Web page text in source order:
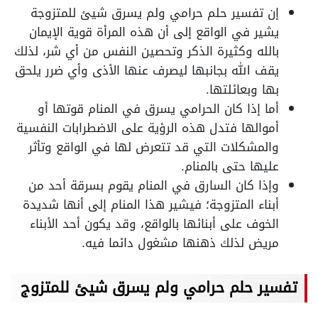
إن تفسير حلم حرامي ولم يسرق شيئ للمتزوجة
يشير في الواقع إلى أن هذه المرأة قوية الإيمان
بالله وكثيرة الذكر وتحصين النفس من أي شر، لذلك
يقف الله بجانبها ليصرف عنها الأذى وأي ضرر يلحق
بها وبعائلتها.
أما إذا كان الحرامي يسرق في المنام قوتها أو
أموالها فتدل هذه الرؤية على الاضطرابات النفسية
والمشكلات التي قد تتعرض لها في الواقع وتأثر
عليها حتى بالمنام.
وإذا كان السارق في المنام يقوم بسرقة أحد من
أبناء المتزوجة؛ فيشير هذا المنام إلى أنها شديدة
الخوف على أبنائها بالواقع، وقد يكون أحد الأبناء
مريض لذلك ذهنها مشغول دائما فيه.
تفسير حلم حرامي ولم يسرق شيئ للمتزوج